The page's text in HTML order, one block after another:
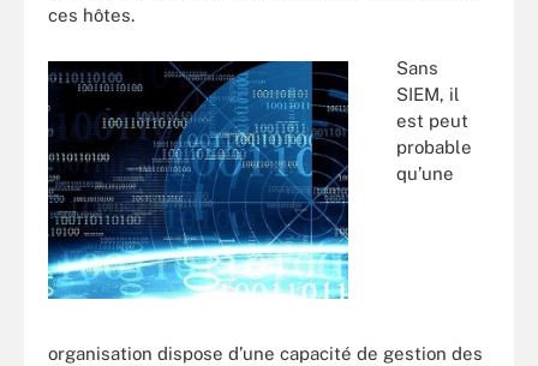
ces hôtes.
Sans
SIEM, il
est peut
probable
qu’une
organisation dispose d’une capacité de gestion des